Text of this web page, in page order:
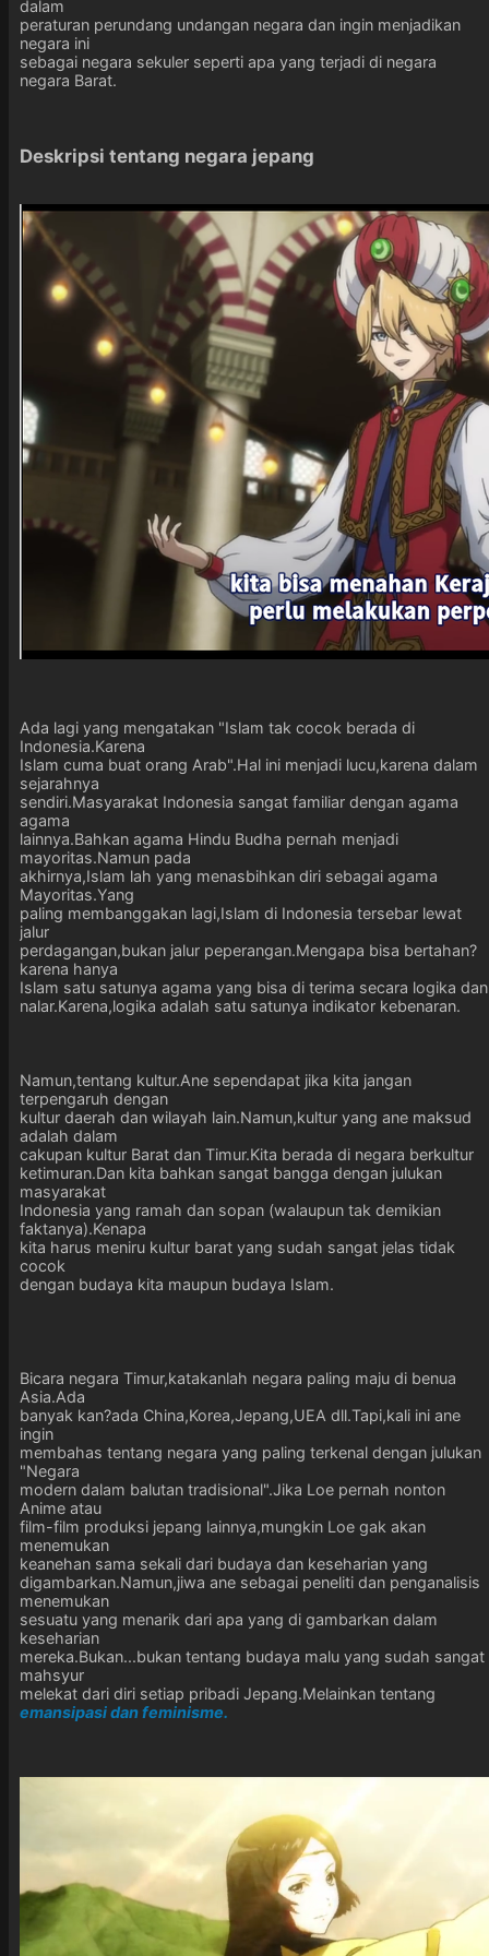
dalam
peraturan perundang undangan negara dan ingin menjadikan
negara ini
sebagai negara sekuler seperti apa yang terjadi di negara
negara Barat.
Deskripsi tentang negara jepang
Ada lagi yang mengatakan "Islam tak cocok berada di
Indonesia.Karena
Islam cuma buat orang Arab".Hal ini menjadi lucu,karena dalam
sejarahnya
sendiri.Masyarakat Indonesia sangat familiar dengan agama
agama
lainnya.Bahkan agama Hindu Budha pernah menjadi
mayoritas.Namun pada
akhirnya,Islam lah yang menasbihkan diri sebagai agama
Mayoritas.Yang
paling membanggakan lagi,Islam di Indonesia tersebar lewat
jalur
perdagangan,bukan jalur peperangan.Mengapa bisa bertahan?
karena hanya
Islam satu satunya agama yang bisa di terima secara logika dan
nalar.Karena,logika adalah satu satunya indikator kebenaran.
Namun,tentang kultur.Ane sependapat jika kita jangan
terpengaruh dengan
kultur daerah dan wilayah lain.Namun,kultur yang ane maksud
adalah dalam
cakupan kultur Barat dan Timur.Kita berada di negara berkultur
ketimuran.Dan kita bahkan sangat bangga dengan julukan
masyarakat
Indonesia yang ramah dan sopan (walaupun tak demikian
faktanya).Kenapa
kita harus meniru kultur barat yang sudah sangat jelas tidak
cocok
dengan budaya kita maupun budaya Islam.
Bicara negara Timur,katakanlah negara paling maju di benua
Asia.Ada
banyak kan?ada China,Korea,Jepang,UEA dll.Tapi,kali ini ane
ingin
membahas tentang negara yang paling terkenal dengan julukan
"Negara
modern dalam balutan tradisional".Jika Loe pernah nonton
Anime atau
film-film produksi jepang lainnya,mungkin Loe gak akan
menemukan
keanehan sama sekali dari budaya dan keseharian yang
digambarkan.Namun,jiwa ane sebagai peneliti dan penganalisis
menemukan
sesuatu yang menarik dari apa yang di gambarkan dalam
keseharian
mereka.Bukan...bukan tentang budaya malu yang sudah sangat
mahsyur
melekat dari diri setiap pribadi Jepang.Melainkan tentang
emansipasi dan feminisme.